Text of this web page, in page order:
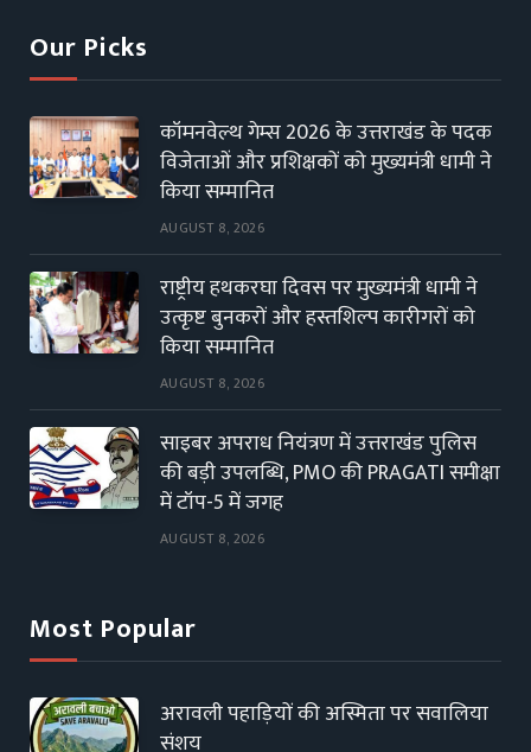
Our Picks
कॉमनवेल्थ गेम्स 2026 के उत्तराखंड के पदक
विजेताओं और प्रशिक्षकों को मुख्यमंत्री धामी ने
किया सम्मानित
AUGUST 8, 2026
राष्ट्रीय हथकरघा दिवस पर मुख्यमंत्री धामी ने
उत्कृष्ट बुनकरों और हस्तशिल्प कारीगरों को
किया सम्मानित
AUGUST 8, 2026
साइबर अपराध नियंत्रण में उत्तराखंड पुलिस
की बड़ी उपलब्धि, PMO की PRAGATI समीक्षा
में टॉप-5 में जगह
AUGUST 8, 2026
Most Popular
अरावली पहाड़ियों की अस्मिता पर सवालिया
संशय